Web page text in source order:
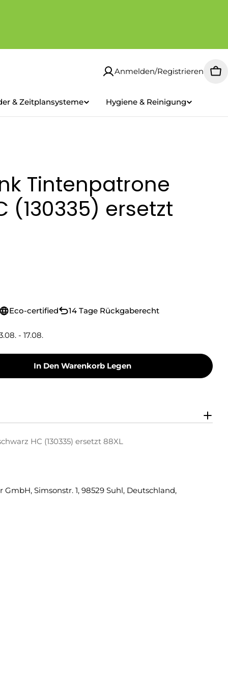
Anmelden/Registrieren
& Zeitplansysteme Hygiene & Reinigung
Tintenpatrone
(130335) ersetzt
Eco-certified 14 Tage Rückgaberecht
- 17.08.
Ink Tintenpatrone Schwarz HC (130335)
Green Ink Tintenpatrone Schwarz HC
In Den Warenkorb Legen
HC (130335) ersetzt 88XL
GmbH, Simsonstr. 1, 98529 Suhl, Deutschland,